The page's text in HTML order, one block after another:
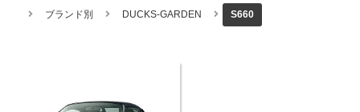
ブランド別 DUCKS-GARDEN S660